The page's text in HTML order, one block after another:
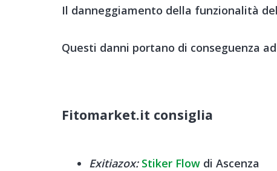
Il danneggiamento della funzionalità
Questi danni portano di conseguenza
Fitomarket.it consiglia
Exitiazox: Stiker Flow di Ascenza